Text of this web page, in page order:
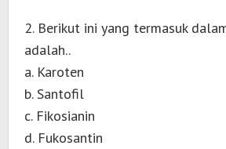
2. Berikut ini yang termasuk
adalah..
a. Karoten
b. Santofil
c. Fikosianin
d. Fukosantin